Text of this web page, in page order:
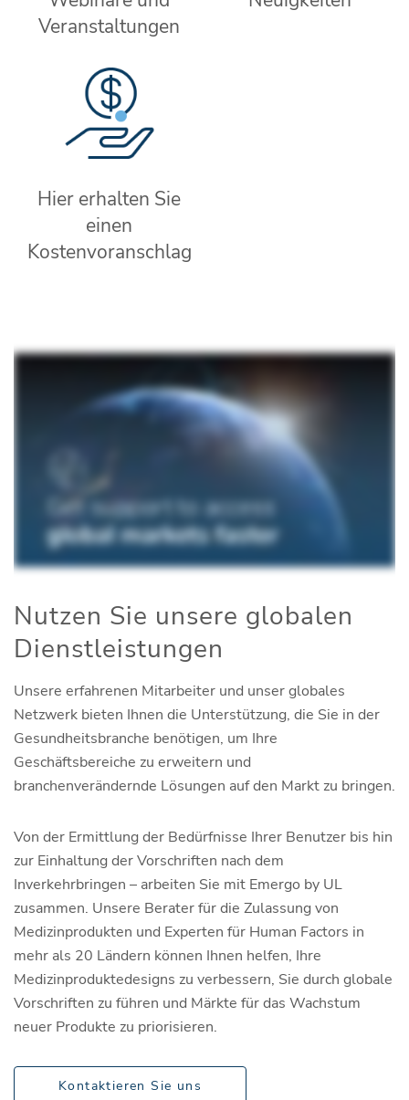
Veranstaltungen
Hier erhalten Sie
einen
Kostenvoranschlag
Nutzen Sie unsere globalen
Dienstleistungen
Unsere erfahrenen Mitarbeiter und unser globales
Netzwerk bieten Ihnen die Unterstützung, die Sie in der
Gesundheitsbranche benötigen, um Ihre
Geschäftsbereiche zu erweitern und
branchenverändernde Lösungen auf den Markt zu bringen.
Von der Ermittlung der Bedürfnisse Ihrer Benutzer bis hin
zur Einhaltung der Vorschriften nach dem
Inverkehrbringen – arbeiten Sie mit Emergo by UL
zusammen. Unsere Berater für die Zulassung von
Medizinprodukten und Experten für Human Factors in
mehr als 20 Ländern können Ihnen helfen, Ihre
Medizinproduktedesigns zu verbessern, Sie durch globale
Vorschriften zu führen und Märkte für das Wachstum
neuer Produkte zu priorisieren.
Kontaktieren Sie uns